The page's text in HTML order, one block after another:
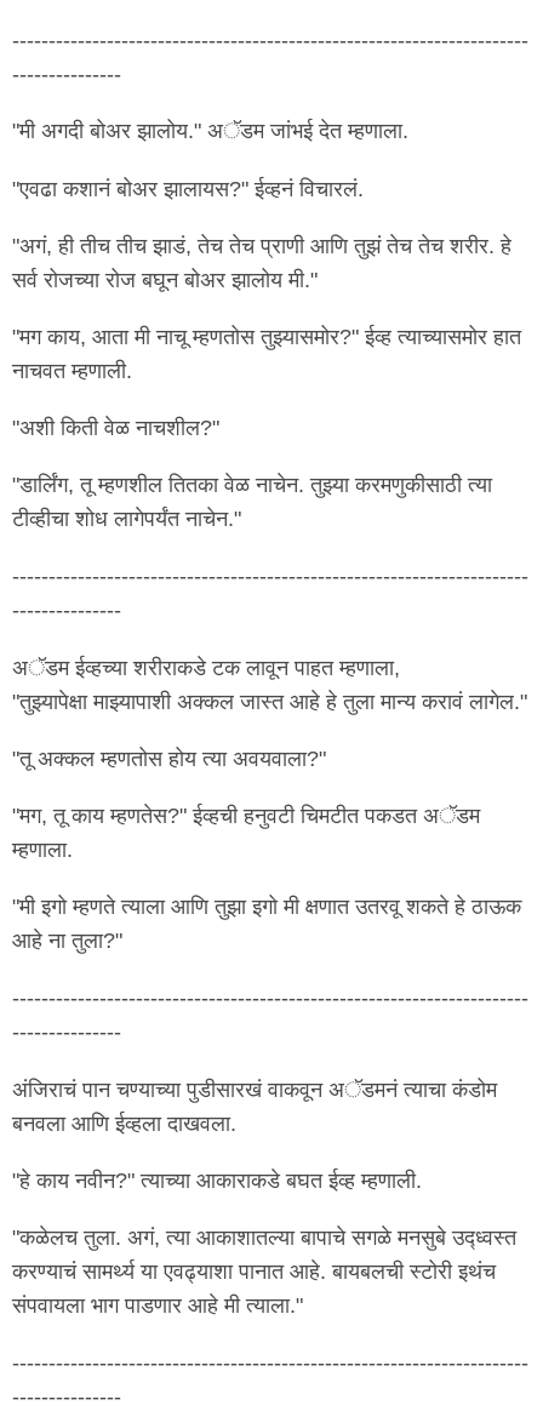
-----------------------------------------------------------------------
---------------
"मी अगदी बोअर झालोय." अॅडम जांभई देत म्हणाला.
"एवढा कशानं बोअर झालायस?" ईव्हनं विचारलं.
"अगं, ही तीच तीच झाडं, तेच तेच प्राणी आणि तुझं तेच तेच शरीर. हे
सर्व रोजच्या रोज बघून बोअर झालोय मी."
"मग काय, आता मी नाचू म्हणतोस तुझ्यासमोर?" ईव्ह त्याच्यासमोर हात
नाचवत म्हणाली.
"अशी किती वेळ नाचशील?"
"डार्लिंग, तू म्हणशील तितका वेळ नाचेन. तुझ्या करमणुकीसाठी त्या
टीव्हीचा शोध लागेपर्यंत नाचेन."
-----------------------------------------------------------------------
---------------
अॅडम ईव्हच्या शरीराकडे टक लावून पाहत म्हणाला,
"तुझ्यापेक्षा माझ्यापाशी अक्कल जास्त आहे हे तुला मान्य करावं लागेल."
"तू अक्कल म्हणतोस होय त्या अवयवाला?"
"मग, तू काय म्हणतेस?" ईव्हची हनुवटी चिमटीत पकडत अॅडम
म्हणाला.
"मी इगो म्हणते त्याला आणि तुझा इगो मी क्षणात उतरवू शकते हे ठाऊक
आहे ना तुला?"
-----------------------------------------------------------------------
---------------
अंजिराचं पान चण्याच्या पुडीसारखं वाकवून अॅडमनं त्याचा कंडोम
बनवला आणि ईव्हला दाखवला.
"हे काय नवीन?" त्याच्या आकाराकडे बघत ईव्ह म्हणाली.
"कळेलच तुला. अगं, त्या आकाशातल्या बापाचे सगळे मनसुबे उद्ध्वस्त
करण्याचं सामर्थ्य या एवढ्याशा पानात आहे. बायबलची स्टोरी इथंच
संपवायला भाग पाडणार आहे मी त्याला."
-----------------------------------------------------------------------
---------------